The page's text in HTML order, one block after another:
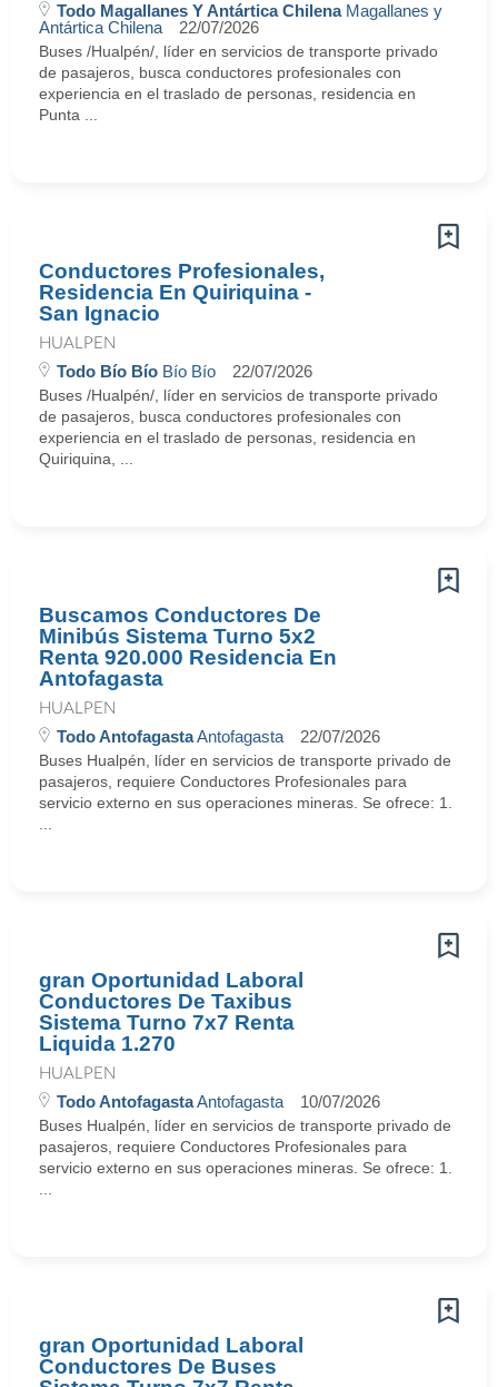
Todo Magallanes Y Antártica ChilenaMagallanes y
Antártica Chilena
22/07/2026
Buses /Hualpén/, líder en servicios de transporte privado
de pasajeros, busca conductores profesionales con
experiencia en el traslado de personas, residencia en
Punta ...
Conductores Profesionales,
Residencia En Quiriquina -
San Ignacio
HUALPEN
Todo Bío Bío Bío Bío 22/07/2026
Buses /Hualpén/, líder en servicios de transporte privado
de pasajeros, busca conductores profesionales con
experiencia en el traslado de personas, residencia en
Quiriquina, ...
Buscamos Conductores De
Minibús Sistema Turno 5x2
Renta 920.000 Residencia En
Antofagasta
HUALPEN
Todo AntofagastaAntofagasta 22/07/2026
Buses Hualpén, líder en servicios de transporte privado de
pasajeros, requiere Conductores Profesionales para
servicio externo en sus operaciones mineras. Se ofrece: 1.
gran Oportunidad Laboral
Conductores De Taxibus
Sistema Turno 7x7 Renta
Liquida 1.270
HUALPEN
Todo AntofagastaAntofagasta 10/07/2026
Buses Hualpén, líder en servicios de transporte privado de
pasajeros, requiere Conductores Profesionales para
servicio externo en sus operaciones mineras. Se ofrece: 1.
gran Oportunidad Laboral
Conductores De Buses